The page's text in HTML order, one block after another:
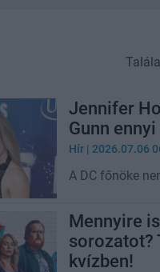
Jennifer
Gunn ennyi
Hír | 2026.07.06
A DC főnöke
Mennyire
sorozatot?
kvízben!